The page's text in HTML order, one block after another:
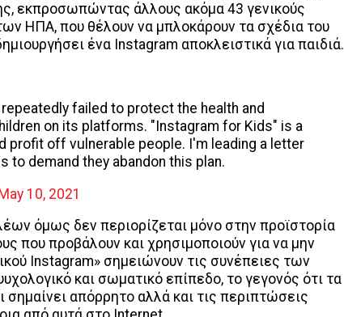
εκπροσωπώντας άλλους ακόμα 43 γενικούς
ΗΠΑ, που θέλουν να μπλοκάρουν τα σχέδια του
ένα Instagram αποκλειστικά για παιδιά.
failed to protect the health and
on its platforms. "Instagram for Kids" is a
profit off vulnerable people. I'm leading a letter
to demand they abandon this plan.
10, 2021
όμως δεν περιορίζεται μόνο στην προϊστορία
που προβάλουν και χρησιμοποιούν για να μην
Instagram» σημειώνουν τις συνέπειες των
και σωματικό επίπεδο, το γεγονός ότι τα
απόρρητο αλλά και τις περιπτώσεις